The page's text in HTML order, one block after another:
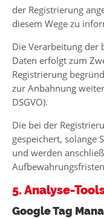
der Registrierung
diesem Wege zu
Die Verarbeitung der
Daten erfolgt zum
Registrierung
zur Anbahnung
DSGVO).
Die bei der
gespeichert, solange
und werden
5. Analyse-
Google Tag